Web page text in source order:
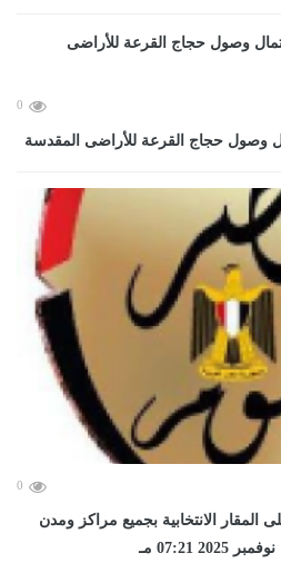
0
وصول حجاج القرعة للأراضى المقدسة
0
المقار الانتخابية بجميع مراكز ومدن